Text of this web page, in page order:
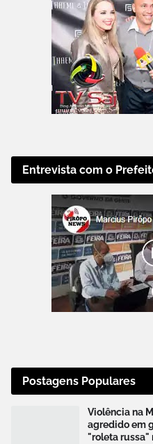
Entrevista com o
Postagens Populares
Violência na
agredido em
"roleta russa"